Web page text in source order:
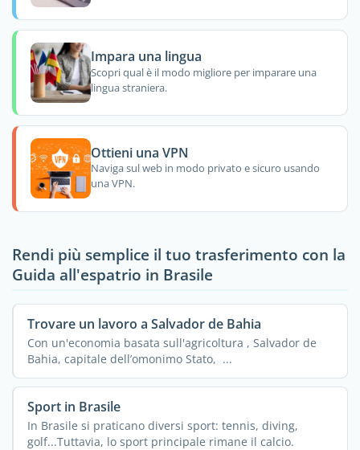
Impara una lingua
Scopri qual è il modo migliore per imparare una
lingua straniera.
Ottieni una VPN
Naviga sul web in modo privato e sicuro usando
una VPN.
Rendi più semplice il tuo trasferimento con la
Guida all'espatrio in Brasile
Trovare un lavoro a Salvador de Bahia
Con un'economia basata sull'agricoltura , Salvador de
Bahia, capitale dell’omonimo Stato, ...
Sport in Brasile
In Brasile si praticano diversi sport: tennis, diving,
golf...Tuttavia, lo sport principale rimane il calcio.